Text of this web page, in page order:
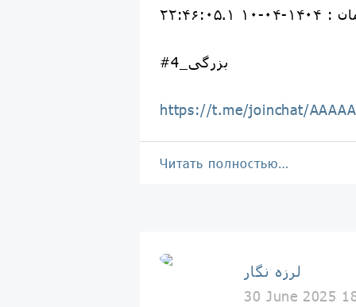
۰۴-۱۰ ۲۲:۴۶:۰۵.۱
#بزرگی_4
https://t.me/joinchat/
Читать полностью…
لرزه نگار
30 June 2025